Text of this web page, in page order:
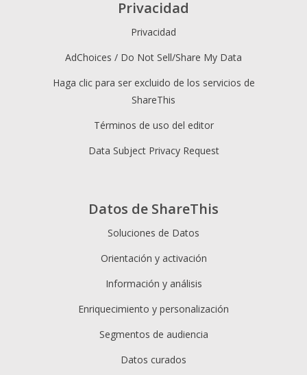
Datos de ShareThis
Soluciones de Datos
Orientación y activación
Información y análisis
Enriquecimiento y personalización
Segmentos de audiencia
Datos curados
Privacidad
Privacidad
AdChoices / Do Not Sell/Share My Data
Haga clic para ser excluido de los servicios de
ShareThis
Términos de uso del editor
Data Subject Privacy Request